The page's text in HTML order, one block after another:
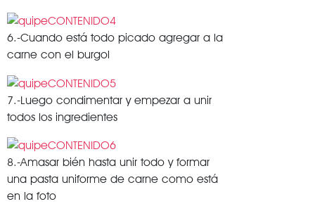
6.-Cuando está todo picado agregar a la
carne con el burgol
7.-Luego condimentar y empezar a unir
todos los ingredientes
8.-Amasar bién hasta unir todo y formar
una pasta uniforme de carne como está
en la foto